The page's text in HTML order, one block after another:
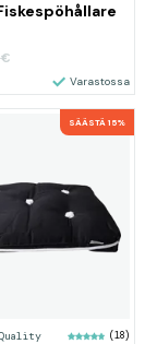
€
Varastossa
SÄÄSTÄ 15%
(18)